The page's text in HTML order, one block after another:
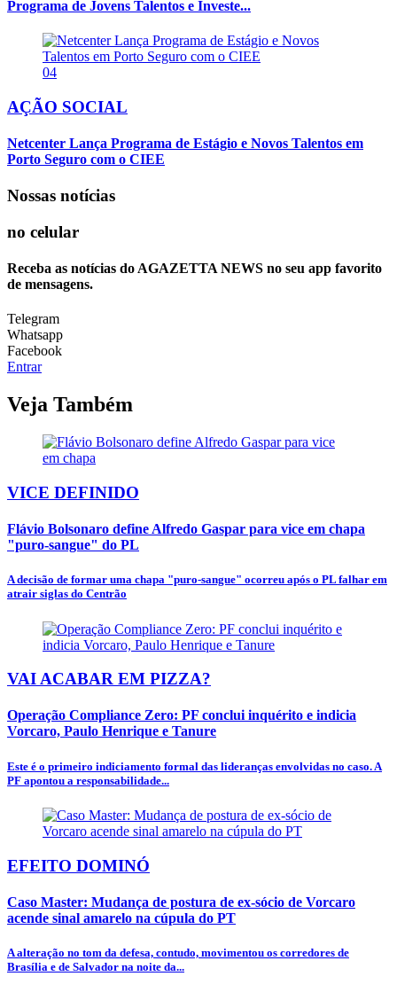
Programa de Jovens Talentos e Investe...
04
AÇÃO SOCIAL
Netcenter Lança Programa de Estágio e Novos Talentos em
Porto Seguro com o CIEE
Nossas notícias
no celular
Receba as notícias do AGAZETTA NEWS no seu app favorito
de mensagens.
Telegram
Whatsapp
Facebook
Entrar
Veja Também
VICE DEFINIDO
Flávio Bolsonaro define Alfredo Gaspar para vice em chapa
"puro-sangue" do PL
A decisão de formar uma chapa "puro-sangue" ocorreu após o PL falhar em
atrair siglas do Centrão
VAI ACABAR EM PIZZA?
Operação Compliance Zero: PF conclui inquérito e indicia
Vorcaro, Paulo Henrique e Tanure
Este é o primeiro indiciamento formal das lideranças envolvidas no caso. A
PF apontou a responsabilidade...
EFEITO DOMINÓ
Caso Master: Mudança de postura de ex-sócio de Vorcaro
acende sinal amarelo na cúpula do PT
A alteração no tom da defesa, contudo, movimentou os corredores de
Brasília e de Salvador na noite da...